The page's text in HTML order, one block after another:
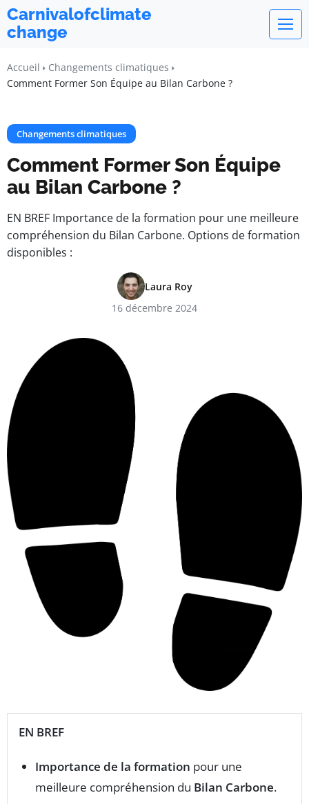
Carnivalofclimate
change
Accueil
Changements climatiques
Comment Former Son Équipe au Bilan Carbone ?
Changements climatiques
Comment Former Son Équipe
au Bilan Carbone ?
EN BREF Importance de la formation pour une meilleure
compréhension du Bilan Carbone. Options de formation
disponibles :
Laura Roy
16 décembre 2024
EN BREF
Importance de la formation pour une
meilleure compréhension du Bilan Carbone.